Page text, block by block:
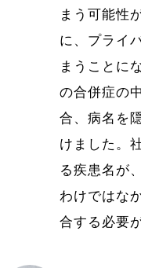
まう可能性
に、プライ
まうことに
の合併症の
合、病名を
けました。
る疾患名が
わけではな
合する必要